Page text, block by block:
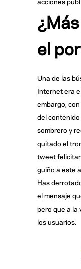
el
Una de las
Internet era
embargo,
del
sombrero y
quitado el
tweet
guiño a este
Has
el mensaje
pero que a la
los usuarios.